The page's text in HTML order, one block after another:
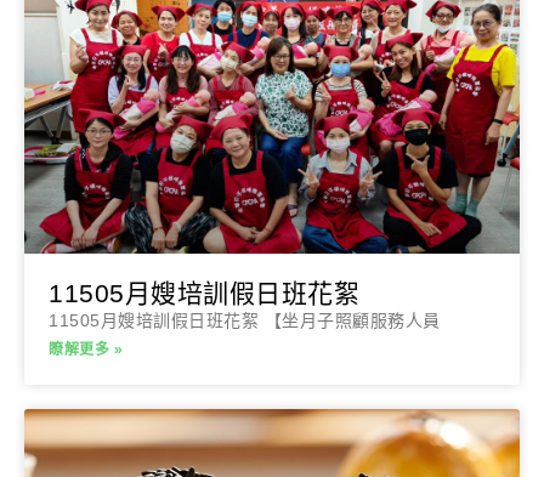
11505月嫂培訓假日班花絮
11505月嫂培訓假日班花絮 【坐月子照顧服務人員
瞭解更多 »